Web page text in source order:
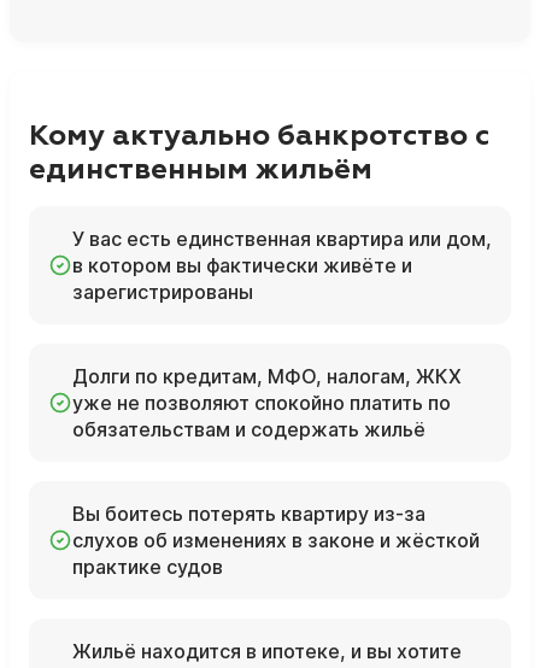
Кому актуально банкротство с
единственным жильём
У вас есть единственная квартира или дом,
в котором вы фактически живёте и
зарегистрированы
Долги по кредитам, МФО, налогам, ЖКХ
уже не позволяют спокойно платить по
обязательствам и содержать жильё
Вы боитесь потерять квартиру из‑за
слухов об изменениях в законе и жёсткой
практике судов
Жильё находится в ипотеке, и вы хотите